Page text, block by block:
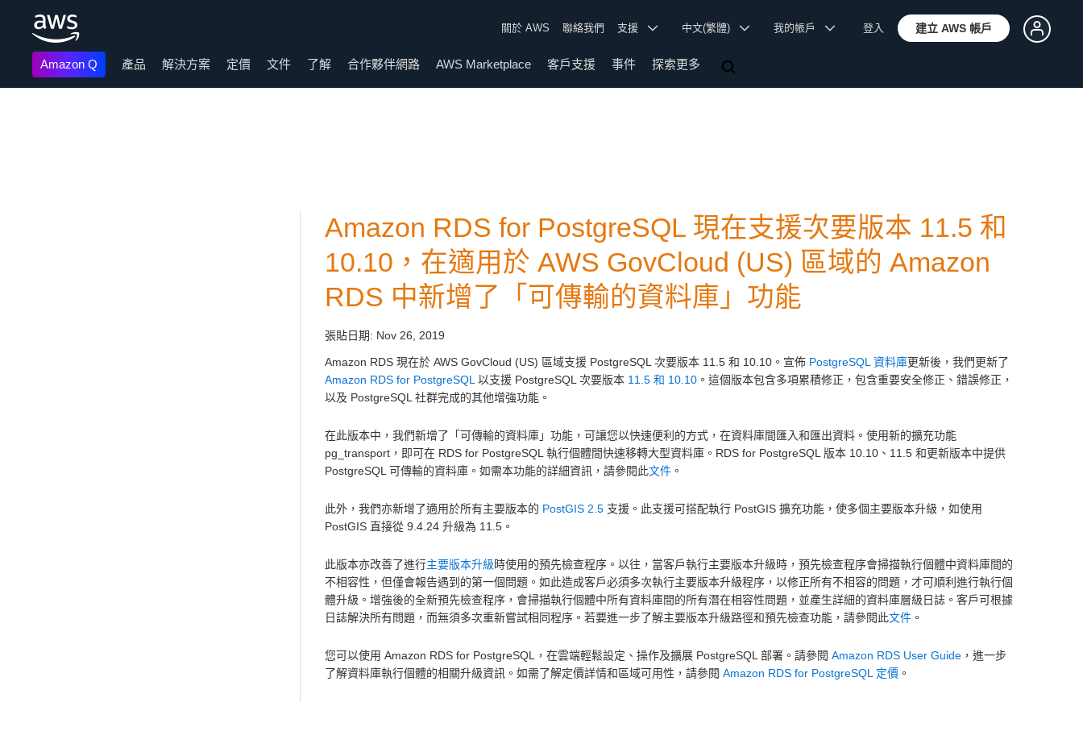
關於 AWS 聯絡我們 支援 中文(繁體) 我的帳戶 登入 建立 AWS 帳戶
Amazon Q 產品 解決方案 定價 文件 了解 合作夥伴網路 AWS Marketplace 客戶支援 事件 探索更多
Amazon RDS for PostgreSQL 現在支援次要版本 11.5 和
10.10，在適用於 AWS GovCloud (US) 區域的 Amazon
RDS 中新增了「可傳輸的資料庫」功能
張貼日期: Nov 26, 2019
Amazon RDS 現在於 AWS GovCloud (US) 區域支援 PostgreSQL 次要版本 11.5 和 10.10。宣佈 PostgreSQL 資料庫更新後，我們更新了
Amazon RDS for PostgreSQL 以支援 PostgreSQL 次要版本 11.5 和 10.10 。這個版本包含多項累積修正，包含重要安全修正、錯誤修正，
以及 PostgreSQL 社群完成的其他增強功能。
在此版本中，我們新增了「可傳輸的資料庫」功能，可讓您以快速便利的方式，在資料庫間匯入和匯出資料。使用新的擴充功能
pg_transport，即可在 RDS for PostgreSQL 執行個體間快速移轉大型資料庫。RDS for PostgreSQL 版本 10.10、11.5 和更新版本中提供
PostgreSQL 可傳輸的資料庫。如需本功能的詳細資訊，請參閱此文件 。
此外，我們亦新增了適用於所有主要版本的 PostGIS 2.5 支援。此支援可搭配執行 PostGIS 擴充功能，使多個主要版本升級，如使用
PostGIS 直接從 9.4.24 升級為 11.5。
此版本亦改善了進行主要版本升級時使用的預先檢查程序。以往，當客戶執行主要版本升級時，預先檢查程序會掃描執行個體中資料庫間的
不相容性，但僅會報告遇到的第一個問題。如此造成客戶必須多次執行主要版本升級程序，以修正所有不相容的問題，才可順利進行執行個
體升級。增強後的全新預先檢查程序，會掃描執行個體中所有資料庫間的所有潛在相容性問題，並產生詳細的資料庫層級日誌。客戶可根據
日誌解決所有問題，而無須多次重新嘗試相同程序。若要進一步了解主要版本升級路徑和預先檢查功能，請參閱此文件 。
您可以使用 Amazon RDS for PostgreSQL，在雲端輕鬆設定、操作及擴展 PostgreSQL 部署。請參閱 Amazon RDS User Guide ，進一步
了解資料庫執行個體的相關升級資訊。如需了解定價詳情和區域可用性，請參閱 Amazon RDS for PostgreSQL 定價 。